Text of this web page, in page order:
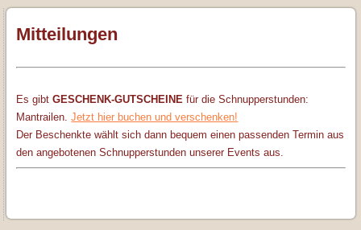
Mitteilungen
Es gibtGESCHENK-GUTSCHEINEfür die Schnupperstunden:
Mantrailen.Jetzt hier buchen und verschenken!
Der Beschenkte wählt sich dann bequem einen passenden Termin aus
den angebotenen Schnupperstunden unserer Events aus.